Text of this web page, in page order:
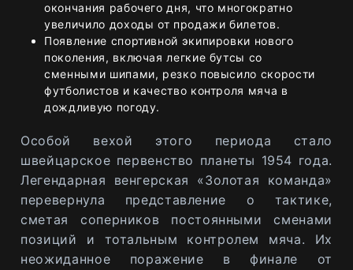
окончания рабочего дня, что многократно
увеличило доходы от продажи билетов.
Появление спортивной экипировки нового
поколения, включая легкие бутсы со
сменными шипами, резко повысило скорости
футболистов и качество контроля мяча в
дождливую погоду.
Особой вехой этого периода стало
швейцарское первенство планеты 1954 года.
Легендарная венгерская «Золотая команда»
перевернула представление о тактике,
сметая соперников постоянными сменами
позиций и тотальным контролем мяча. Их
неожиданное поражение в финале от